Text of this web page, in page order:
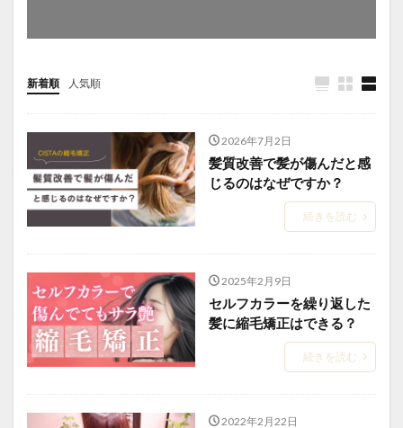
新着順 人気順
2026年7月2日
髪質改善で髪が傷んだと感
じるのはなぜですか？
続きを読む
2025年2月9日
セルフカラーを繰り返した
髪に縮毛矯正はできる？
続きを読む
2022年2月22日
hair-moisture-flow
hair-treatment-fail
iron-damage
kids-straightening
medical-beauty-bridge
medical-beauty-support
natural-hair-debut
natural-looking-hair
over-contraction
over-reduction
parting-mistake
personal-hair-minister
post-chemo-hair
pre-birth-care
pregnancy-straightening
pressure-and-stem
recovery-origin
recovery-philosophy
regrown-hair-straight
regrown-hair-timeline
salon-scheduling-fail
salon-stay-time
same-day-booking
scheduling-flow
school-hair-rules
simultaneous-treatment